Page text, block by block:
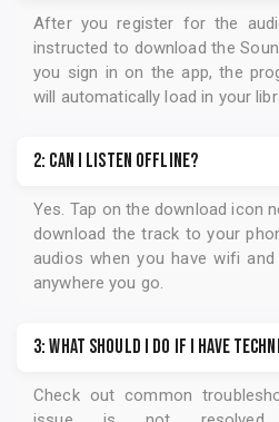
After you register for the
instructed to download the
you sign in on the app, the
will automatically load in your
2: Can I listen offline?
Yes. Tap on the download icon
download the track to your
audios when you have wifi
anywhere you go.
3: What should I do if I have
Check out common